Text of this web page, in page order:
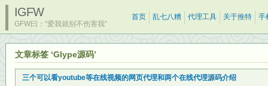
IGFW
GFW曰：“爱我就别不伤害我”
首页 乱七八糟 代理工具 关于推特 手
文章标签 ‘Glype源码’
三个可以看youtube等在线视频的网页代理和两个在线代理源码介绍